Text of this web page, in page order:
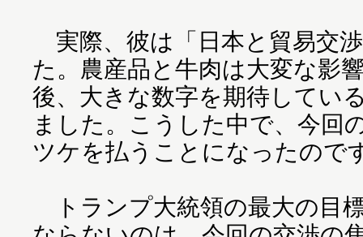
実際、彼は「日本と貿易交
た。農産品と牛肉は大変な影
後、大きな数字を期待してい
ました。こうした中で、今回
ツケを払うことになったので
トランプ大統領の最大の目